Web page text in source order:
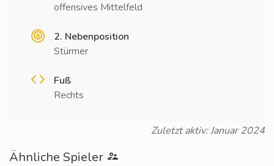
offensives Mittelfeld
2. Nebenposition
Stürmer
Fuß
Rechts
Zuletzt aktiv: Januar 2024
Ähnliche Spieler